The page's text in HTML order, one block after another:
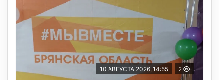
10 АВГУСТА 2026, 14:55 2